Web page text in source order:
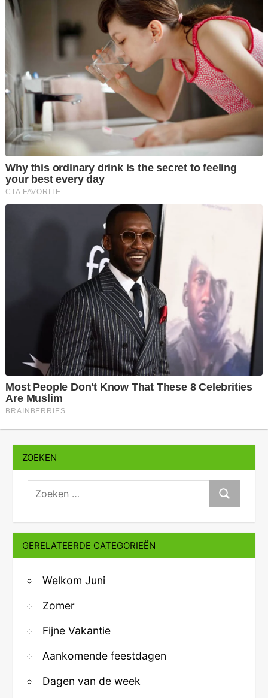
ZOEKEN
zoeken:
Zoeken
GERELATEERDE CATEGORIEËN
Welkom Juni
Zomer
Fijne Vakantie
Aankomende feestdagen
Dagen van de week